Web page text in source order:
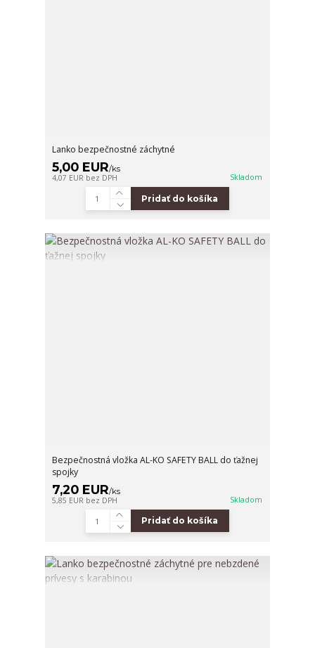
Lanko bezpečnostné záchytné
5,00 EUR/ks
4,07 EUR bez DPH Skladom
Pridať do košíka
Bezpečnostná vložka AL-KO SAFETY BALL do ťažnej
spojky
7,20 EUR/ks
5,85 EUR bez DPH Skladom
Pridať do košíka